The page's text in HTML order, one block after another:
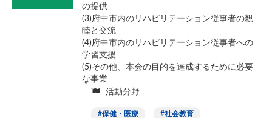
の提供
(3)府中市内のリハビリテーション従事者の親
睦と交流
(4)府中市内のリハビリテーション従事者への
学習支援
(5)その他、本会の目的を達成するために必要
な事業
活動分野
保健・医療 社会教育